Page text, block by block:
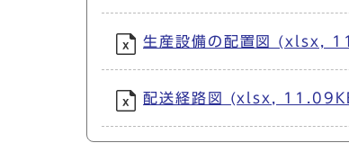
生産設備の配置図 (xlsx,
配送経路図 (xlsx,